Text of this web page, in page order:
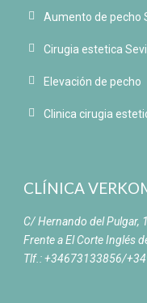
Aumento de pecho
Cirugia estetica
Elevación de pecho
Clinica cirugia
CLÍNICA
C/ Hernando del Pulgar,
Frente a El Corte Inglés
Tlf.: +34673133856/